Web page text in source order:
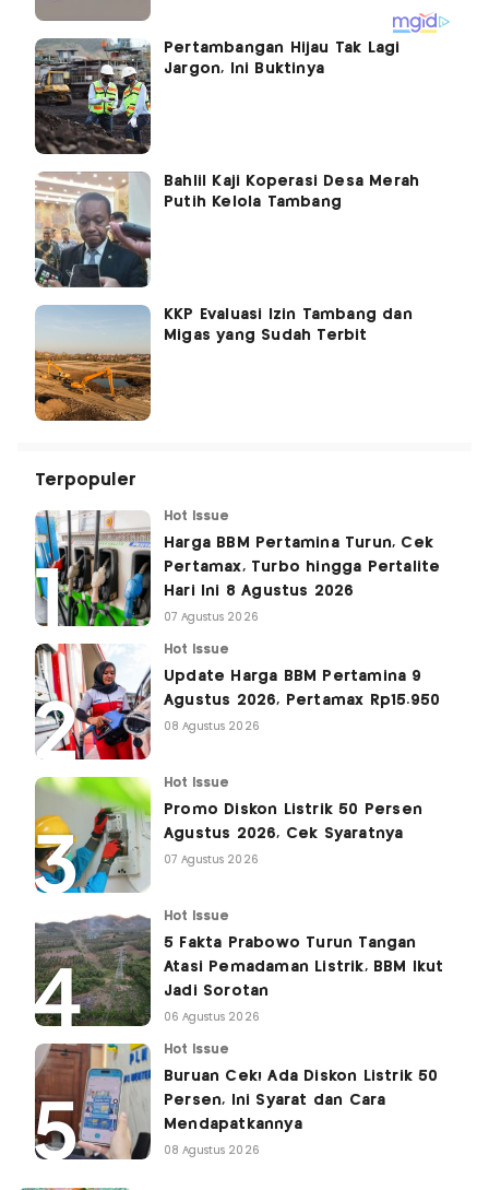
Pertambangan Hijau Tak Lagi
Jargon, Ini Buktinya
Bahlil Kaji Koperasi Desa Merah
Putih Kelola Tambang
KKP Evaluasi Izin Tambang dan
Migas yang Sudah Terbit
Terpopuler
Hot Issue
Harga BBM Pertamina Turun, Cek
Pertamax, Turbo hingga Pertalite
Hari Ini 8 Agustus 2026
07 Agustus 2026
Hot Issue
Update Harga BBM Pertamina 9
Agustus 2026, Pertamax Rp15.950
08 Agustus 2026
Hot Issue
Promo Diskon Listrik 50 Persen
Agustus 2026, Cek Syaratnya
07 Agustus 2026
Hot Issue
5 Fakta Prabowo Turun Tangan
Atasi Pemadaman Listrik, BBM Ikut
Jadi Sorotan
06 Agustus 2026
Hot Issue
Buruan Cek! Ada Diskon Listrik 50
Persen, Ini Syarat dan Cara
Mendapatkannya
08 Agustus 2026